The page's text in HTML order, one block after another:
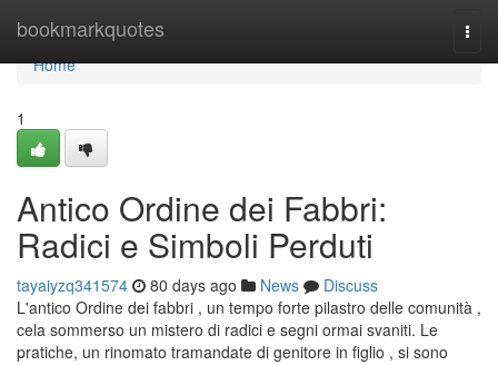
bookmarkquotes
Home
Home
1
Antico Ordine dei Fabbri:
Radici e Simboli Perduti
tayaiyzq341574 80 days ago News
Discuss
L'antico Ordine dei fabbri , un tempo forte pilastro delle comunità ,
cela sommerso un mistero di radici e segni ormai svaniti. Le
pratiche, un rinomato tramandate di genitore in figlio , si sono